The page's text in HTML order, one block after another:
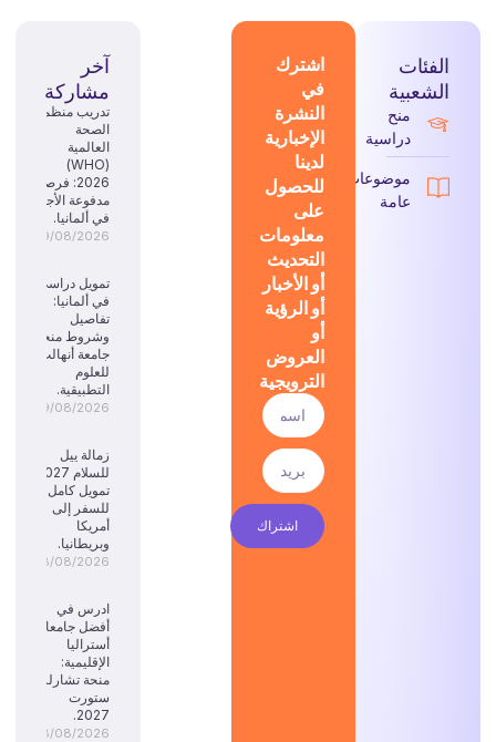
الفئات
الشعبية
منح
دراسية
موضوعات
عامة
اشترك
في
النشرة
الإخبارية
لدينا
للحصول
على
معلومات
التحديث
أو الأخبار
أو الرؤية
أو
العروض
الترويجية
اشتراك
آخر
مشاركة
تدريب منظمة
الصحة
العالمية
(WHO)
2026: فرصة
مدفوعة الأجر
في ألمانيا.
09/08/2026
تمويل دراسي
في ألمانيا:
تفاصيل
وشروط منحة
جامعة أنهالت
للعلوم
التطبيقية.
09/08/2026
زمالة ييل
تمويل كامل
للسفر إلى
أمريكا
وبريطانيا.
08/08/2026
ادرس في
أفضل جامعات
أستراليا
الإقليمية:
منحة تشارلز
ستورت
2027.
08/08/2026